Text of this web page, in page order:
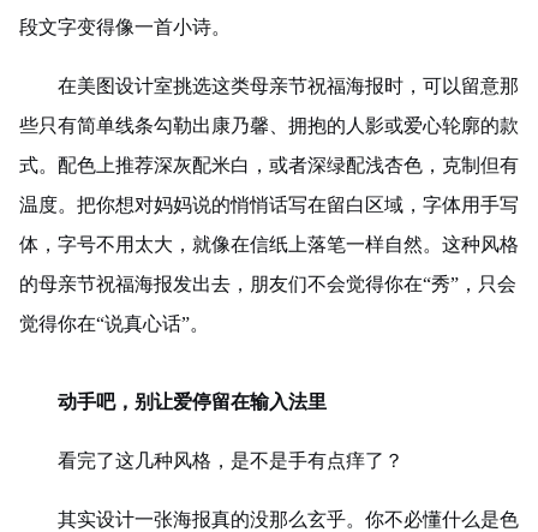
段文字变得像一首小诗。
在美图设计室挑选这类母亲节祝福海报时，可以留意那
些只有简单线条勾勒出 康乃馨 、拥抱的人影或爱心轮廓的款
式。配色上推荐深灰配米白，或者深绿配浅杏色，克制但有
温度。把你想对妈妈说的悄悄话写在留白区域，字体用手写
体，字号不用太大，就像在信纸上落笔一样自然。这种风格
的母亲节祝福海报发出去，朋友们不会觉得你在“秀”，只会
觉得你在“说真心话”。
动手吧，别让爱停留在输入法里
看完了这几种风格，是不是手有点痒了？
其实设计一张海报真的没那么玄乎。你不必懂什么是色